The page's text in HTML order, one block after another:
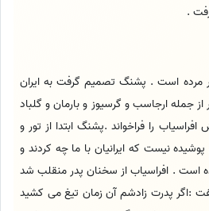
.
مرده است . پشنگ تصمیم گرفت به ایران
جمله ارجاسب و گرسیوز و بارمان و گلباد
را فراخواند .پشنگ ابتدا از تور و
نیست که ایرانیان با ما چه کردند و
است . افراسیاب از سخنان پدر منقلب شد
:اگر پدرت زادشم آن زمان تیغ می کشید